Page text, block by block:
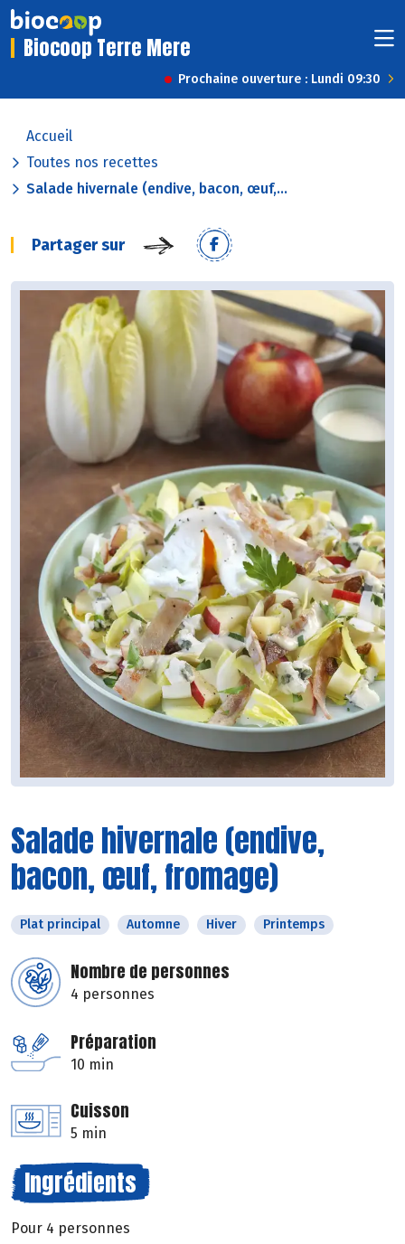
Biocoop Terre Mere
Prochaine ouverture : Lundi 09:30
Accueil
Toutes nos recettes
Salade hivernale (endive, bacon, œuf,...
Partager sur
Salade hivernale (endive,
bacon, œuf, fromage)
Plat principal Automne Hiver Printemps
Nombre de personnes
4 personnes
Préparation
10 min
Cuisson
5 min
Ingrédients
Pour 4 personnes